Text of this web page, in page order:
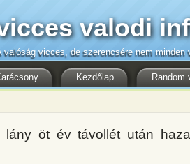
Kezdőlap Random
valodi
valóság vicces, de szerencsére nem minden
lány öt év távollét után